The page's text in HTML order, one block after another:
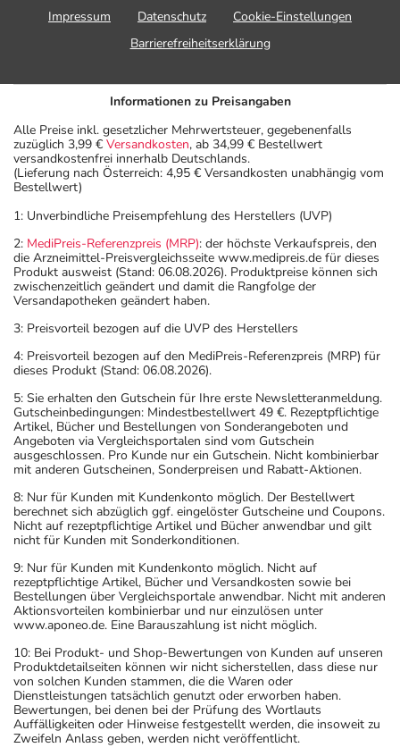
Impressum
Datenschutz
Cookie-Einstellungen
Barrierefreiheitserklärung
Informationen zu Preisangaben
Alle Preise inkl. gesetzlicher Mehrwertsteuer, gegebenenfalls
zuzüglich 3,99 € Versandkosten, ab 34,99 € Bestellwert
versandkostenfrei innerhalb Deutschlands.
(Lieferung nach Österreich: 4,95 € Versandkosten unabhängig vom
Bestellwert)
1: Unverbindliche Preisempfehlung des Herstellers (UVP)
2: MediPreis-Referenzpreis (MRP): der höchste Verkaufspreis, den
die Arzneimittel-Preisvergleichsseite www.medipreis.de für dieses
Produkt ausweist (Stand: 06.08.2026). Produktpreise können sich
zwischenzeitlich geändert und damit die Rangfolge der
Versandapotheken geändert haben.
3: Preisvorteil bezogen auf die UVP des Herstellers
4: Preisvorteil bezogen auf den MediPreis-Referenzpreis (MRP) für
dieses Produkt (Stand: 06.08.2026).
5: Sie erhalten den Gutschein für Ihre erste Newsletteranmeldung.
Gutscheinbedingungen: Mindestbestellwert 49 €. Rezeptpflichtige
Artikel, Bücher und Bestellungen von Sonderangeboten und
Angeboten via Vergleichsportalen sind vom Gutschein
ausgeschlossen. Pro Kunde nur ein Gutschein. Nicht kombinierbar
mit anderen Gutscheinen, Sonderpreisen und Rabatt-Aktionen.
8: Nur für Kunden mit Kundenkonto möglich. Der Bestellwert
berechnet sich abzüglich ggf. eingelöster Gutscheine und Coupons.
Nicht auf rezeptpflichtige Artikel und Bücher anwendbar und gilt
nicht für Kunden mit Sonderkonditionen.
9: Nur für Kunden mit Kundenkonto möglich. Nicht auf
rezeptpflichtige Artikel, Bücher und Versandkosten sowie bei
Bestellungen über Vergleichsportale anwendbar. Nicht mit anderen
Aktionsvorteilen kombinierbar und nur einzulösen unter
www.aponeo.de. Eine Barauszahlung ist nicht möglich.
10: Bei Produkt- und Shop-Bewertungen von Kunden auf unseren
Produktdetailseiten können wir nicht sicherstellen, dass diese nur
von solchen Kunden stammen, die die Waren oder
Dienstleistungen tatsächlich genutzt oder erworben haben.
Bewertungen, bei denen bei der Prüfung des Wortlauts
Auffälligkeiten oder Hinweise festgestellt werden, die insoweit zu
Zweifeln Anlass geben, werden nicht veröffentlicht.